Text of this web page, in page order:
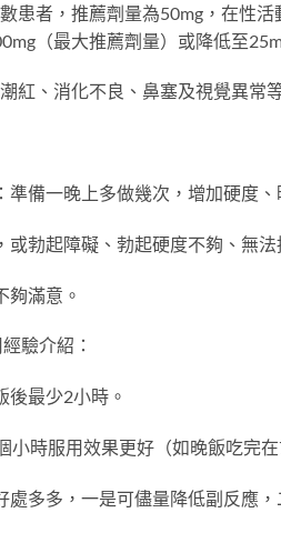
數患者，推薦劑量為50mg，在性
（最大推薦劑量）或降低至
潮紅、消化不良、鼻塞及視覺異
準備一晚上多做幾次，增加硬度、
或勃起障礙、勃起硬度不夠、無法
夠滿意。
驗介紹：
後最少2小時。
小時服用效果更好（如晚飯吃完
處多多，一是可儘量降低副反應